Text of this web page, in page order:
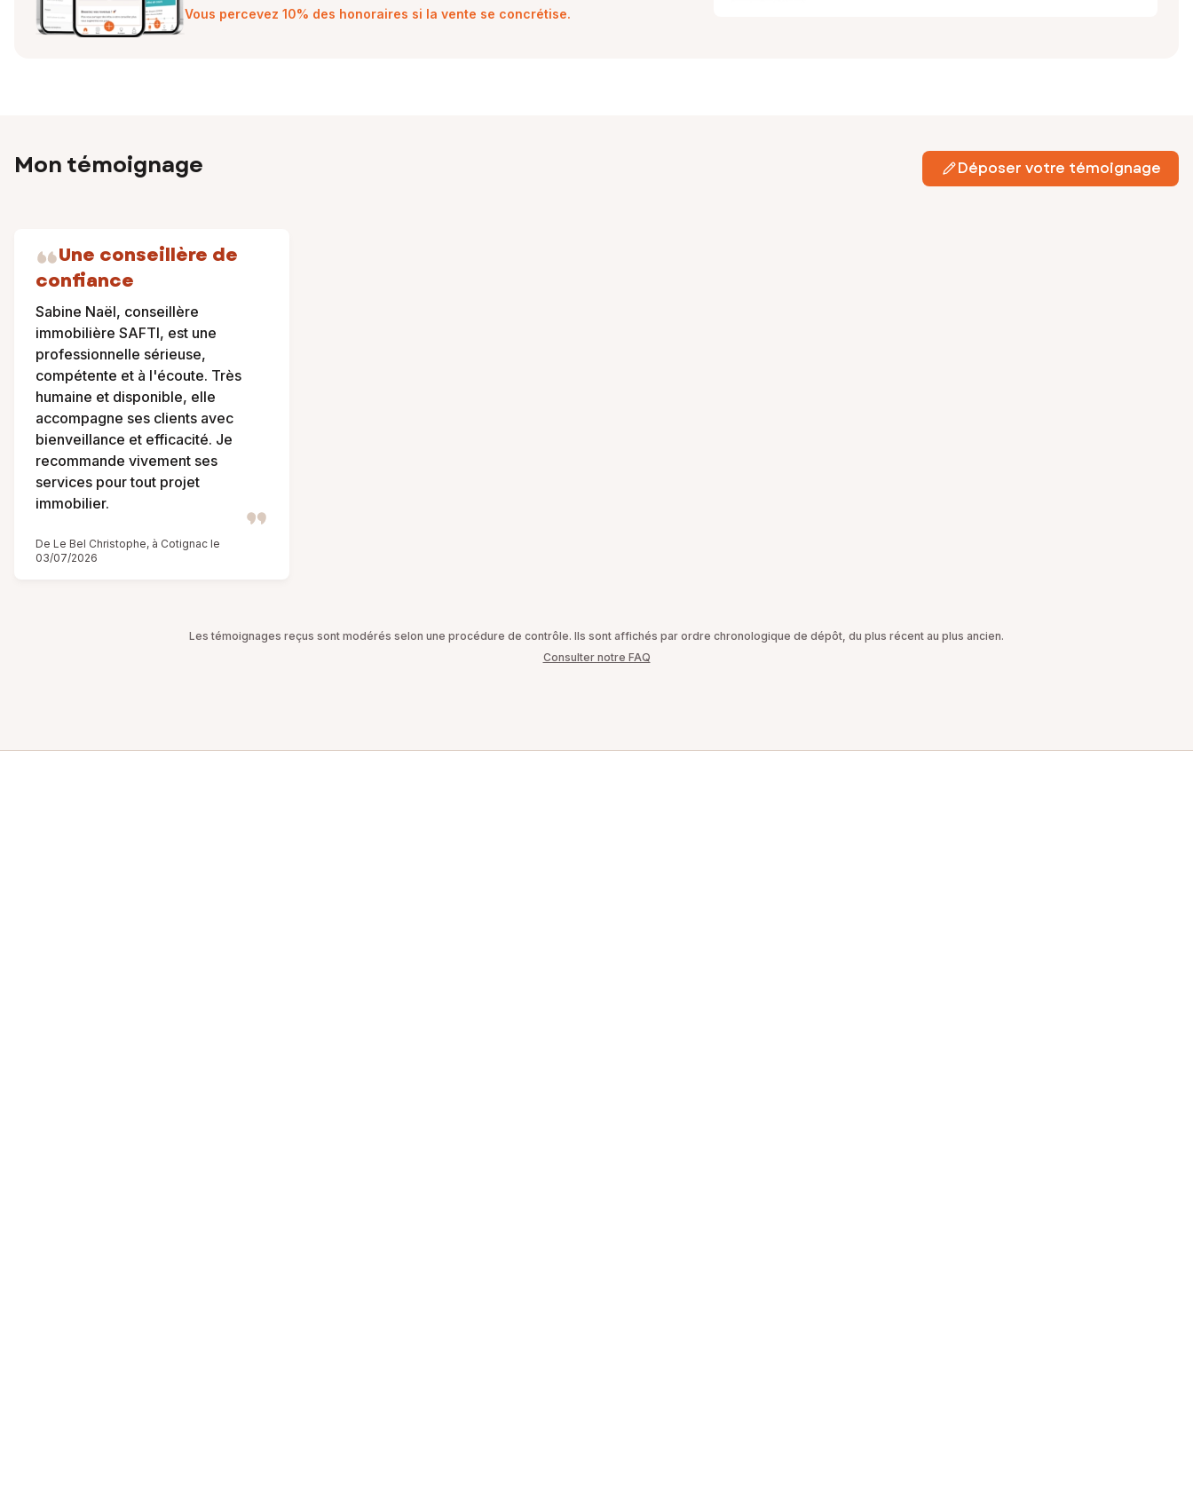
Vous percevez 10% des honoraires si la vente se concrétise.
Mon témoignage Déposer votre témoignage
Une conseillère de
confiance
Sabine Naël, conseillère
immobilière SAFTI, est une
professionnelle sérieuse,
compétente et à l'écoute. Très
humaine et disponible, elle
accompagne ses clients avec
bienveillance et efficacité. Je
recommande vivement ses
services pour tout projet
immobilier.
De Le Bel Christophe, à Cotignac le
03/07/2026
Les témoignages reçus sont modérés selon une procédure de contrôle. Ils sont affichés par ordre chronologique de dépôt, du plus récent au plus ancien.
Consulter notre FAQ